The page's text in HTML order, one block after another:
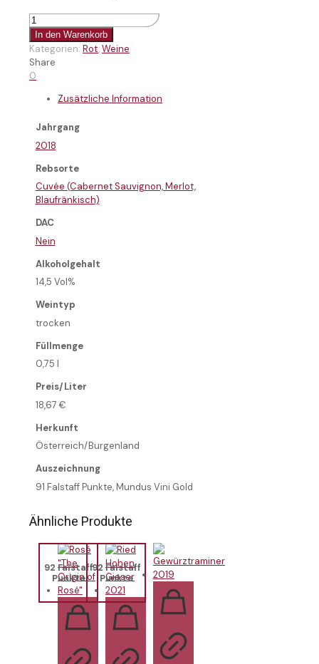
Wurth
Cuvée
2018
Menge
In den Warenkorb
Kategorien: Rot,Weine
Share
0
Zusätzliche Information
Jahrgang
2018
Rebsorte
Cuvée (Cabernet Sauvignon, Merlot,
Blaufränkisch)
DAC
Nein
Alkoholgehalt
14,5 Vol%
Weintyp
trocken
Füllmenge
0,75 l
Preis/Liter
18,67 €
Herkunft
Österreich/Burgenland
Auszeichnung
91 Falstaff Punkte, Mundus Vini Gold
Ähnliche Produkte
92 Falstaff
Punkte
92 Falstaff
Punkte